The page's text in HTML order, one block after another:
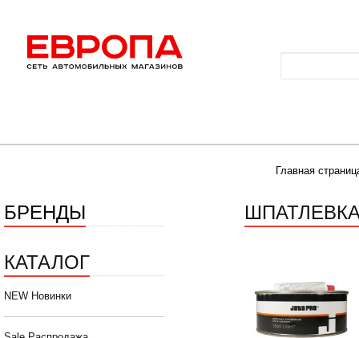
Главная
БРЕНДЫ
КАТАЛОГ
NEW Новинки